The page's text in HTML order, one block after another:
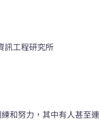
訊工程研究所
和努力，其中有人甚至